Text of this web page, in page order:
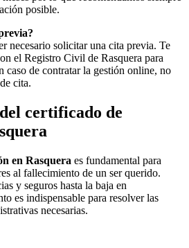
posible.
necesario solicitar una cita previa. Te
el Registro Civil de Rasquera para
caso de contratar la gestión online, no
cita.
certificado de
en Rasquera es fundamental para
al fallecimiento de un ser querido.
y seguros hasta la baja en
es indispensable para resolver las
necesarias.